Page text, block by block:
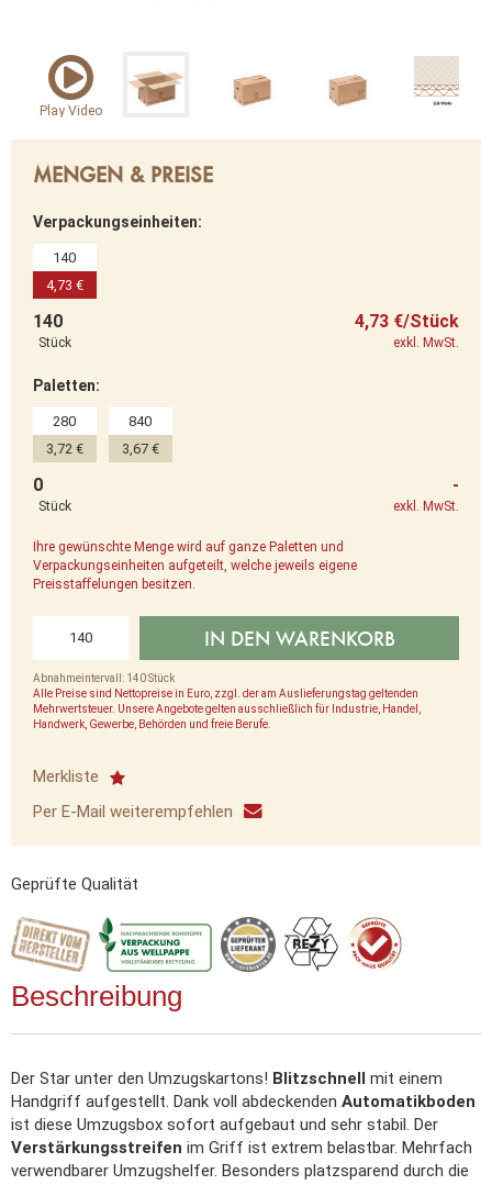
Play Video
MENGEN & PREISE
Verpackungseinheiten:
140
4,73 €
140
Stück
4,73 €/Stück
exkl. MwSt.
Paletten:
280
3,72 €
840
3,67 €
0
Stück
-
exkl. MwSt.
Ihre gewünschte Menge wird auf ganze Paletten und
Verpackungseinheiten aufgeteilt, welche jeweils eigene
Preisstaffelungen besitzen.
Abnahmeintervall: 140 Stück
Alle Preise sind Nettopreise in Euro, zzgl. der am Auslieferungstag geltenden
Mehrwertsteuer. Unsere Angebote gelten ausschließlich für Industrie, Handel,
Handwerk, Gewerbe, Behörden und freie Berufe.
IN DEN WARENKORB
Merkliste
Per E-Mail weiterempfehlen
Geprüfte Qualität
Beschreibung
Der Star unter den Umzugskartons! Blitzschnell mit einem
Handgriff aufgestellt. Dank voll abdeckenden Automatikboden
ist diese Umzugsbox sofort aufgebaut und sehr stabil. Der
Verstärkungsstreifen im Griff ist extrem belastbar. Mehrfach
verwendbarer Umzugshelfer. Besonders platzsparend durch die